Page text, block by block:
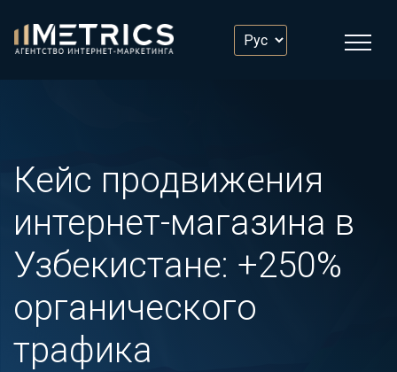
Кейс продвижения
интернет-магазина в
Узбекистане: +250%
органического
трафика